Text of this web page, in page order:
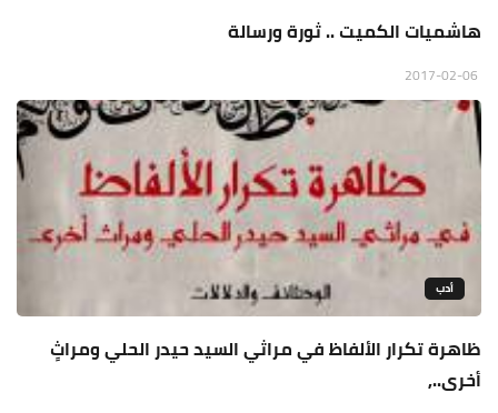
هاشميات الكميت .. ثورة ورسالة
أدب
ظاهرة تكرار الألفاظ في مراثي السيد حيدر الحلي ومراثٍ
أخرى..,